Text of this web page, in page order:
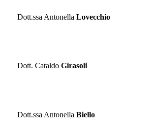
Dott.ssa Antonella Lovecchio
Dott. Cataldo Girasoli
Dott.ssa Antonella Biello